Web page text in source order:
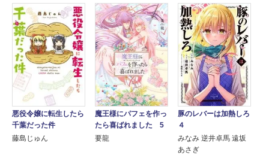
悪役令嬢に転生したら
千葉だった件
藤島じゅん
魔王様にパフェを作っ
たら喜ばれました 5
要龍
豚のレバーは加熱しろ
４
みなみ 逆井卓馬 遠坂
あさぎ